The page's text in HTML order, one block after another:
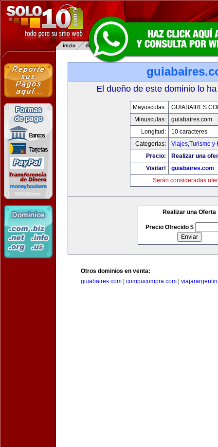
El dueño de este dominio lo
Mayusculas:
Minusculas:
guiabaires.com
Longitud:
10 caracteres
Categorias:
Viajes,Turismo y
Precio:
Realizar una
Visitar!
guiabaires.com
Serán consideradas
Realizar una Oferta
Precio Ofrecido $
Otros dominios en venta:
guiabaires.com
compucompra.com